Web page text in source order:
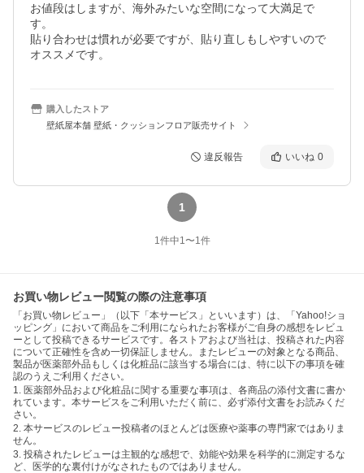
お値段はしますが、海外みたいな空間になって大満足で
す。
貼り合わせは慣れが必要ですが、貼り直しもしやすいので
オススメです。
購入したストア
壁紙屋本舗 壁紙・クッションフロア販売サイト
違反報告 いいね 0
1
1件中1〜1件
お買い物レビュー閲覧の際の注意事項
「お買い物レビュー」（以下「本サービス」といいます）は、「Yahoo!ショ
ッピング」において商品をご利用になられたお客様がご自身の感想をレビュ
ーとして投稿できるサービスです。各ストアおよび当社は、投稿された内容
について正確性を含め一切保証しません。またレビューの対象となる商品、
製品が医薬部外品もしくは化粧品に該当する場合には、特に以下の事項を確
認のうえご利用ください。
1. 医薬部外品および化粧品に関する重要な事項は、各商品の添付文書に書か
れています。本サービスをご利用いただく前に、必ず添付文書をお読みくだ
さい。
2. 本サービスのレビュー投稿者のほとんどは医療や薬事の専門家ではありま
せん。
3. 投稿されたレビューは主観的な感想で、効能や効果を科学的に測定するな
ど、医学的な裏付けがなされたものではありません。